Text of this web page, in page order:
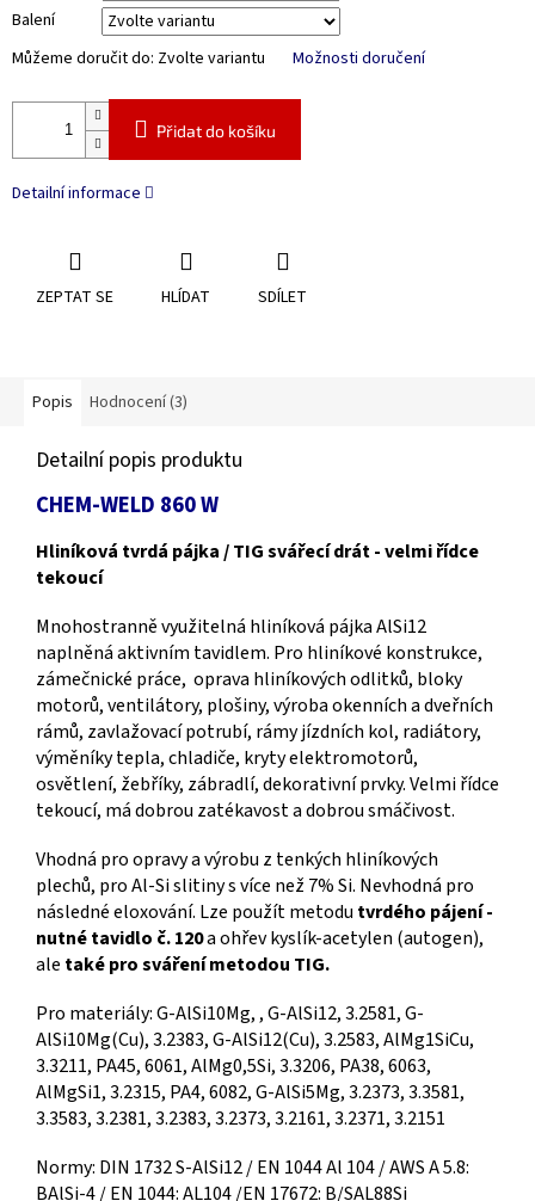
Balení
Můžeme doručit do: Zvolte variantu Možnosti doručení
Přidat do košíku
Detailní informace
ZEPTAT SE HLÍDAT SDÍLET
Popis Hodnocení (3)
Detailní popis produktu
CHEM-WELD 860 W
Hliníková tvrdá pájka / TIG svářecí drát - velmi řídce
tekoucí
Mnohostranně využitelná hliníková pájka AlSi12
naplněná aktivním tavidlem. Pro hliníkové konstrukce,
zámečnické práce, oprava hliníkových odlitků, bloky
motorů, ventilátory, plošiny, výroba okenních a dveřních
rámů, zavlažovací potrubí, rámy jízdních kol, radiátory,
výměníky tepla, chladiče, kryty elektromotorů,
osvětlení, žebříky, zábradlí, dekorativní prvky. Velmi řídce
tekoucí, má dobrou zatékavost a dobrou smáčivost.
Vhodná pro opravy a výrobu z tenkých hliníkových
plechů, pro Al-Si slitiny s více než 7% Si. Nevhodná pro
následné eloxování. Lze použít metodu tvrdého pájení -
nutné tavidlo č. 120a ohřev kyslík-acetylen (autogen),
ale také pro sváření metodou TIG.
Pro materiály: G-AlSi10Mg, , G-AlSi12, 3.2581, G-
AlSi10Mg(Cu), 3.2383, G-AlSi12(Cu), 3.2583, AlMg1SiCu,
3.3211, PA45, 6061, AlMg0,5Si, 3.3206, PA38, 6063,
AlMgSi1, 3.2315, PA4, 6082, G-AlSi5Mg, 3.2373, 3.3581,
3.3583, 3.2381, 3.2383, 3.2373, 3.2161, 3.2371, 3.2151
Normy: DIN 1732 S-AlSi12 / EN 1044 Al 104 / AWS A 5.8:
BAlSi-4 / EN 1044: AL104 /EN 17672: B/SAL88Si